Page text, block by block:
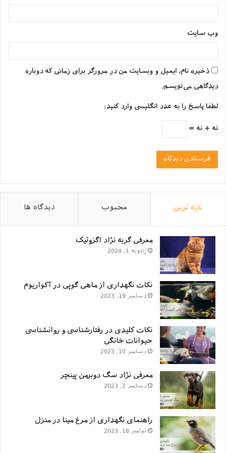
بردر كولی (Border Collie)
بردر كولی پر انرژی، مهربان و البته باهوش است. یک سگ
کاری که در هدایت گله گوسفند، ورزش کردن، چابکی و
کردن عالی است. بردر کولی همچنین برای چشم ها و طرز
نگاه کردنش معروف است؛ نگاه خیره و سنگین بوردر کولی
میتواند هر دشمنی را از اطراف دوست و صاحبش براند.
پودل (Poodle)
وب‌ سایت
ذخیره نام، ایمیل و وبسایت من در مرورگر برای زمانی که دوباره
دیدگاهی می‌نویسم.
لطفا پاسخ را به عدد انگلیسی وارد کنید:
نه + نه =
تازه ترین محبوب دیدگاه ها
معرفی گربه نژاد اگزوتیک
ژانویه 1, 2024
نکات نگهداری از ماهی گوپی در آکواریوم
دسامبر 19, 2023
نکات کلیدی در رفتارشناسی و روانشناسی
حیوانات خانگی
دسامبر 10, 2023
معرفی نژاد سگ دوبرمن پینچر
دسامبر 2, 2023
راهنمای نگهداری از مرغ مینا در منزل
نوامبر 18, 2023